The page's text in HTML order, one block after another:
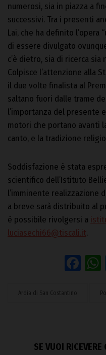
numerosi, sia in piazza a
successivi. Tra i presenti
Lai, che ha definito
di essere divulgato
c’è dietro, sia di ricerca
Colpisce l’attenzione alla
il due volte finalista al
saltano fuori dalle trame
l’importanza del presente
motori che portano avanti
canto, e la tradizione
Soddisfazione è stata
scientifico dell’Istituto
l’imminente realizzazione
a breve sarà distribuito al
è possibile rivolgersi a
luciasechi66@tiscali.it.
Ardia di San Costantino
SE VUOI